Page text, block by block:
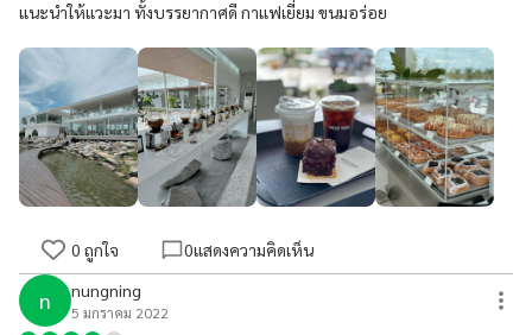
แนะนำให้แวะมา ทั้งบรรยากาศดี กาแฟเยี่ยม ขนมอร่อย
0 ถูกใจ 0แสดงความคิดเห็น
n nungning
5 มกราคม 2022